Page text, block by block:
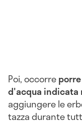
Poi, occorre
d'acqua indicata
aggiungere le
tazza durante